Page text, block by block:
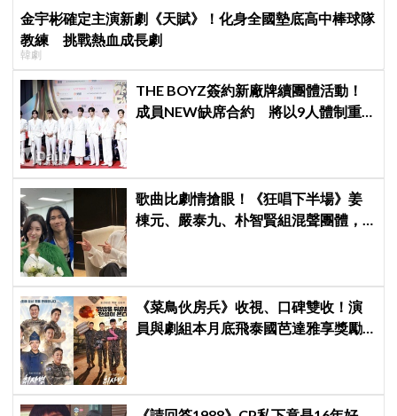
金宇彬確定主演新劇《天賦》！化身全國墊底高中棒球隊
教練 挑戰熱血成長劇
韓劇
THE BOYZ簽約新廠牌續團體活動！
成員NEW缺席合約 將以9人體制重
歌曲比劇情搶眼！《狂唱下半場》姜
棟元、嚴泰九、朴智賢組混聲團體，
《菜鳥伙房兵》收視、口碑雙收！演
員與劇組本月底飛泰國芭達雅享獎勵